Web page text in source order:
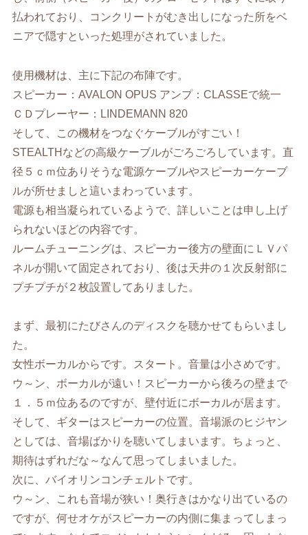
払われており、コンクリートがむき出しになった所をベ
ニアで隠すといった処理がされていました。
使用機材は、主に下記の布陣です。
スピーカー：AVALON OPUS アンプ：CLASSEで統一
ＣＤプレーヤー：LINDEMANN 820
そして、この機材をつなぐケーブルがすごい！
STEALTHなどの高級ケーブルがごろごろしています。直
径５ｃｍ位ありそうな電源ケーブルやスピーカーケーブ
ルが所せましと這いまわっています。
電源も相当凝られているようで、詳しいことは申し上げ
られないほどの内容です。
ルームチューニングは、スピーカー後方の壁面にＬＶパ
ネルが開いて固定されており、後は天井の１次反射部に
プチプチが２枚設置してありました。
まず、最初にたびさんのディスクを聴かせてもらいまし
た。
女性ボーカルからです。スタート。音量は小さめです。
ウ～ン、ボーカルが遠い！スピーカーから後ろの壁まで
１．５ｍ位あるのですが、壁付近にボーカルが居ます。
そして、ギターはスピーカーの位置。音場派のヒジヤン
としては、音場ばかりを聴いてしまいます。ちょっと、
期待はずれだな～なんて思ってしまいました。
次に、バイオリンコンチェルトです。
ウ～ン、これも音場が狭い！奥行きはかなり出ているの
ですが、何せオケがスピーカーの内側に集まってしまっ